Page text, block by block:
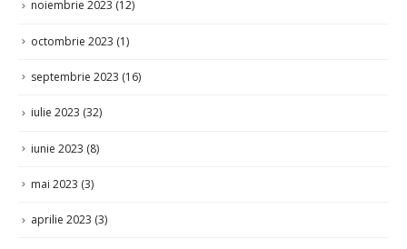
noiembrie 2023 (12)
octombrie 2023 (1)
septembrie 2023 (16)
iulie 2023 (32)
iunie 2023 (8)
mai 2023 (3)
aprilie 2023 (3)